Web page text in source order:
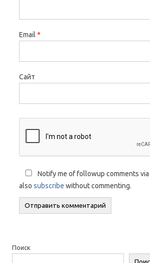
Email *
Сайт
Notify me of followup comments via
also subscribe without commenting.
Поиск